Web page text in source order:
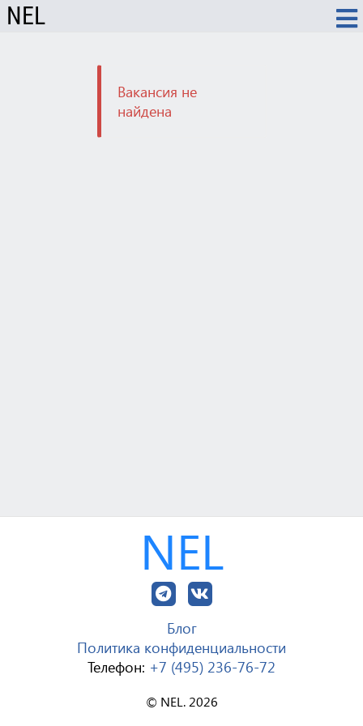
NEL
Вакансия не
найдена
NEL
Блог
Политика конфиденциальности
Телефон: +7 (495) 236-76-72
© NEL. 2026